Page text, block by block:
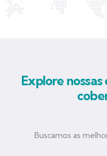
Explore
Buscamos as